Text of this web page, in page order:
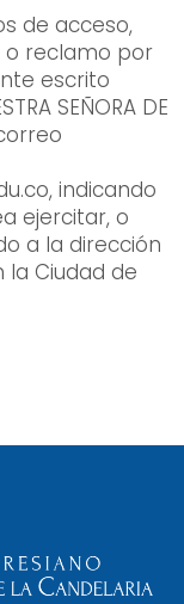
de acceso,
o reclamo por
escrito
SEÑORA DE
, indicando
ejercitar, o
a la dirección
la Ciudad de